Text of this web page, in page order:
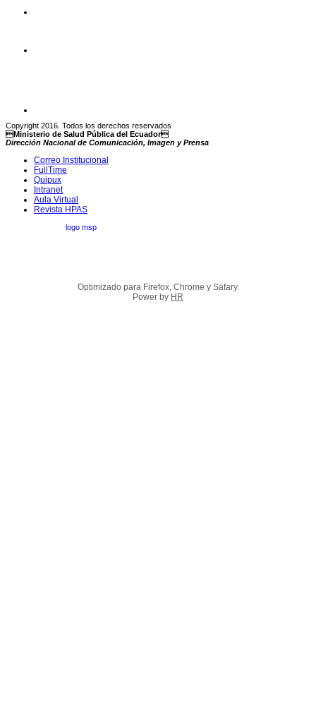
Copyright 2016. Todos los derechos reservados
Ministerio de Salud Pública del Ecuador
Dirección Nacional de Comunicación, Imagen y Prensa
Correo Institucional
FullTime
Quipux
Intranet
Aula Virtual
Revista HPAS
Optimizado para Firefox, Chrome y Safary.
Power by HR